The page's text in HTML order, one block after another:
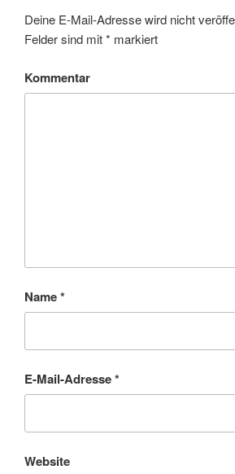
Deine E-Mail-Adresse wird nicht
Felder sind mit* markiert
Kommentar
Name*
E-Mail-Adresse*
Website